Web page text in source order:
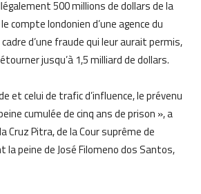
500 millions de dollars de la
compte londonien d’une agence du
d’une fraude qui leur aurait permis,
jusqu’à 1,5 milliard de dollars.
et celui de trafic d’influence, le prévenu
cumulée de cinq ans de prison », a
Cruz Pitra, de la Cour suprême de
la peine de José Filomeno dos Santos,